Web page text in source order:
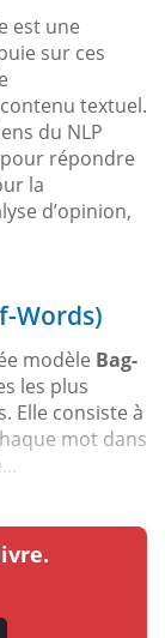
est une
sur ces
textuel.
du NLP
répondre
la
d’opinion,
Words)
modèle Bag-
les plus
Elle consiste à
mot dans